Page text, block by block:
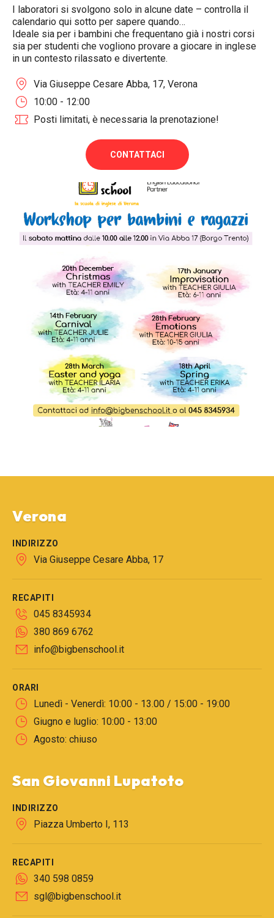
I laboratori si svolgono solo in alcune date – controlla il
calendario qui sotto per sapere quando…
Ideale sia per i bambini che frequentano già i nostri corsi
sia per studenti che vogliono provare a giocare in inglese
in un contesto rilassato e divertente.
Via Giuseppe Cesare Abba, 17, Verona
10:00 - 12:00
Posti limitati, è necessaria la prenotazione!
CONTATTACI
Verona
INDIRIZZO
Via Giuseppe Cesare Abba, 17
RECAPITI
045 8345934
380 869 6762
info@bigbenschool.it
ORARI
Lunedì - Venerdì: 10:00 - 13.00 / 15:00 - 19:00
Giugno e luglio: 10:00 - 13:00
Agosto: chiuso
San Giovanni Lupatoto
INDIRIZZO
Piazza Umberto I, 113
RECAPITI
340 598 0859
sgl@bigbenschool.it